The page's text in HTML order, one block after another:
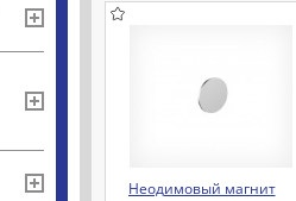
Неодимовый магнит